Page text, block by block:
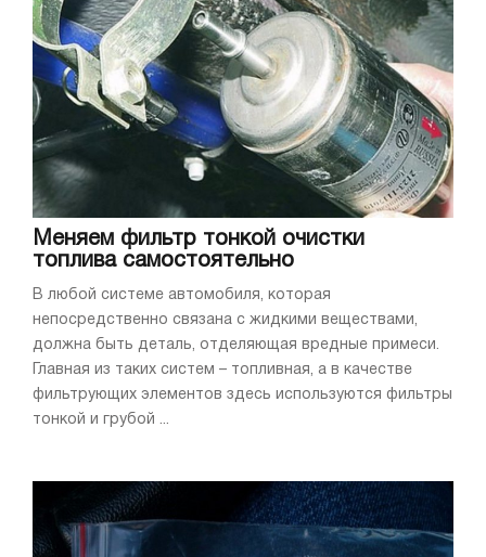
Меняем фильтр тонкой очистки
топлива самостоятельно
В любой системе автомобиля, которая
непосредственно связана с жидкими веществами,
должна быть деталь, отделяющая вредные примеси.
Главная из таких систем – топливная, а в качестве
фильтрующих элементов здесь используются фильтры
тонкой и грубой ...